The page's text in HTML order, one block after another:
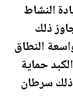
النشاط
ذلك
النطاق
حماية
سرطان